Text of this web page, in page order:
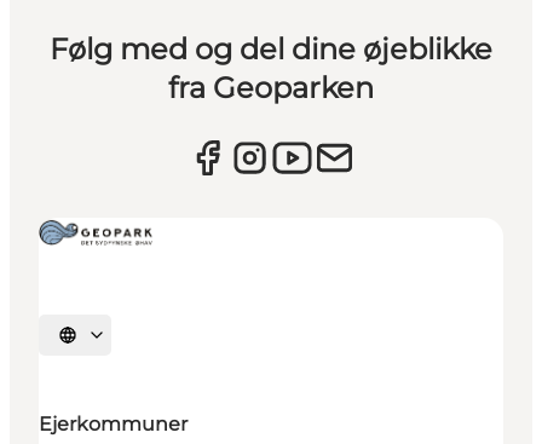
Følg med og del dine øjeblikke
fra Geoparken
Vælg sprog
Ejerkommuner